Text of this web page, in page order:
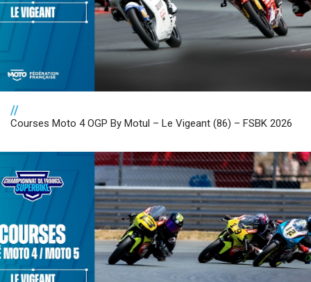
//
Courses Moto 4 OGP By Motul – Le Vigeant (86) – FSBK 2026